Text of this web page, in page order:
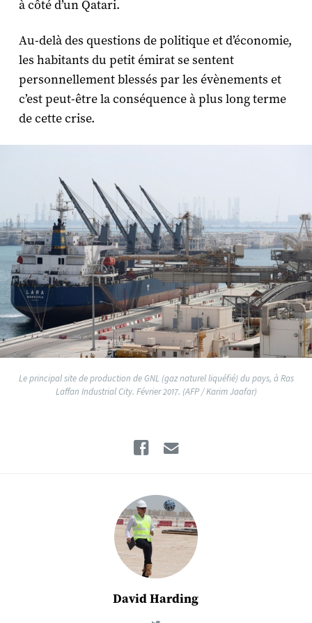
à côté d’un Qatari.
Au-delà des questions de politique et d’économie,
les habitants du petit émirat se sentent
personnellement blessés par les évènements et
c’est peut-être la conséquence à plus long terme
de cette crise.
Le principal site de production de GNL (gaz naturel liquéfié) du pays, à Ras
Laffan Industrial City. Février 2017. (AFP / Karim Jaafar)
Facebook
David Harding